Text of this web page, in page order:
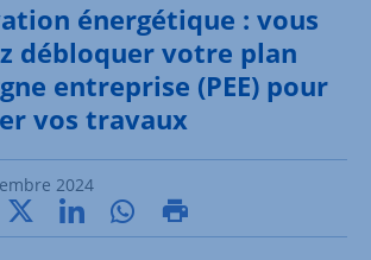
énergétique : vous
débloquer votre plan
entreprise (PEE) pour
vos travaux
2024